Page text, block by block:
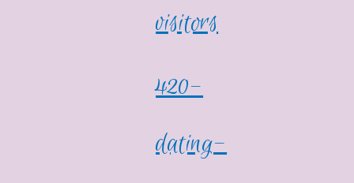
visitors
420-
dating-